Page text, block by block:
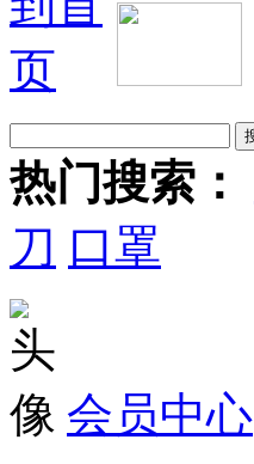
热门搜索：
刀 口罩
会员中心